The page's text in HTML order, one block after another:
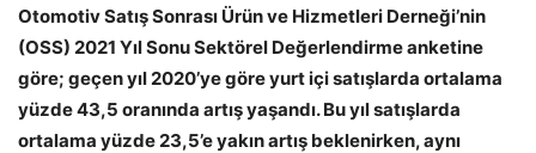
Otomotiv Satış Sonrası Ürün ve Hizmetleri Derneği’nin
(OSS) 2021 Yıl Sonu Sektörel Değerlendirme anketine
göre; geçen yıl 2020’ye göre yurt içi satışlarda ortalama
yüzde 43,5 oranında artış yaşandı. Bu yıl satışlarda
ortalama yüzde 23,5’e yakın artış beklenirken, aynı